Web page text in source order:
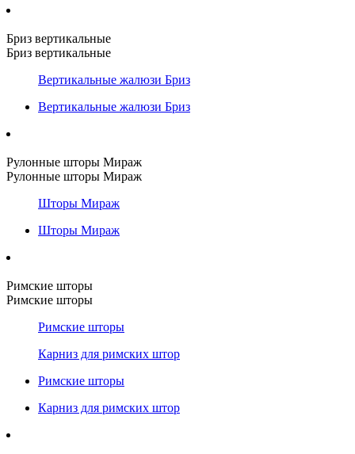
Бриз вертикальные
Бриз вертикальные
Вертикальные жалюзи Бриз
Вертикальные жалюзи Бриз
Рулонные шторы Мираж
Рулонные шторы Мираж
Шторы Мираж
Шторы Мираж
Римские шторы
Римские шторы
Римские шторы
Карниз для римских штор
Римские шторы
Карниз для римских штор